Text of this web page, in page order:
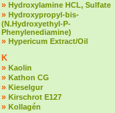
» Hydroxylamine HCL, Sulfate
» Hydroxypropyl-bis-
(N.Hydroxyethyl-P-
Phenylenediamine)
» Hypericum Extract/Oil
K
» Kaolin
» Kathon CG
» Kieselgur
» Kirschrot E127
» Kollagén